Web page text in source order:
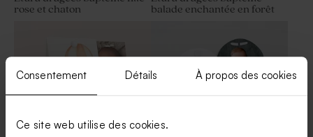
Consentement Détails À propos des cookies
Ce site web utilise des cookies.
rose et chaton
balade enchantée en forêt